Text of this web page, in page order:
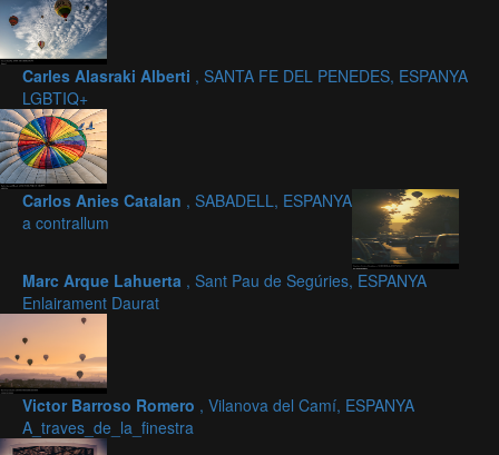
Carles Alasraki Alberti , SANTA FE DEL PENEDES, ESPANYA
LGBTIQ+
Carlos Anies Catalan , SABADELL, ESPANYA
a contrallum
Marc Arque Lahuerta , Sant Pau de Segúries, ESPANYA
Enlairament Daurat
Victor Barroso Romero , Vilanova del Camí, ESPANYA
A_traves_de_la_finestra